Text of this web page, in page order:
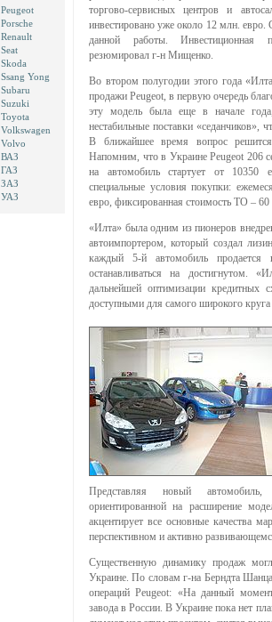
Peugeot
Porsche
Renault
Seat
Skoda
Ssang Yong
Subaru
Suzuki
Toyota
Volkswagen
Volvo
ВАЗ
ГАЗ
ЗАЗ
УАЗ
торгово-сервисных центров и
инвестировано уже около 12 млн.
данной работы. Инвестиционная
резюмировал г-н Мищенко.
Во втором полугодии этого года
продажи Peugeot, в первую очередь
эту модель была еще в начале
нестабильные поставки «седанчиков»,
В ближайшее время вопрос
Напомним, что в Украине Peugeot 206
на автомобиль стартует от 10350
специальные условия покупки:
евро, фиксированная стоимость ТО – 60
«Илта» была одним из пионеров
автоимпортером, который создал
каждый 5-й автомобиль
останавливаться на достигнутом.
дальнейшей оптимизации кредитных
доступными для самого широкого круга
Представляя новый автомобиль,
ориентированной на расширение
акцентирует все основные качества
перспективном и активно
Существенную динамику продаж
Украине. По словам г-на Берндта
операций Peugeot: «На данный
завода в России. В Украине пока нет